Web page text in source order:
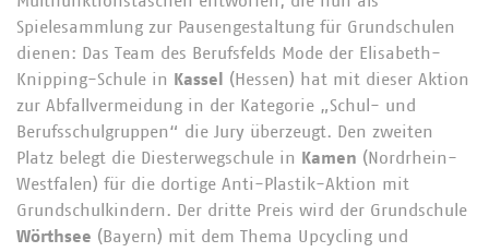
Spielesammlung zur Pausengestaltung für Grundschulen
dienen: Das Team des Berufsfelds Mode der Elisabeth-
Knipping-Schule in
Kassel
(Hessen) hat mit dieser Aktion
zur Abfallvermeidung in der Kategorie „Schul- und
Berufsschulgruppen“ die Jury überzeugt. Den zweiten
Platz belegt die Diesterwegschule in
Kamen (Nordrhein-
Westfalen) für die dortige Anti-Plastik-Aktion mit
Grundschulkindern. Der dritte Preis wird der Grundschule
Wörthsee (Bayern) mit dem Thema Upcycling und